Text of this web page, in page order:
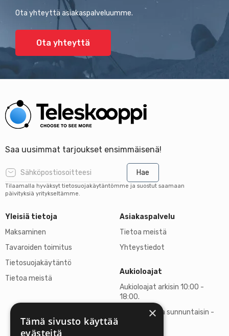
Ota yhteyttä asiakaspalveluumme.
Ota yhteyttä
Saa uusimmat tarjoukset ensimmäisenä!
Hae
Tilaamalla hyväksyt tietosuojakäytäntömme ja suostut saamaan
päivityksiä yritykseltämme.
Yleisiä tietoja
Maksaminen
Tavaroiden toimitus
Tietosuojakäytäntö
Tietoa meistä
Asiakaspalvelu
Tietoa meistä
Yhteystiedot
Aukioloajat
Aukioloajat arkisin 10:00 -
18:00.
Lauantaisin ja sunnuntaisin -
×
Tämä sivusto käyttää
evästeitä